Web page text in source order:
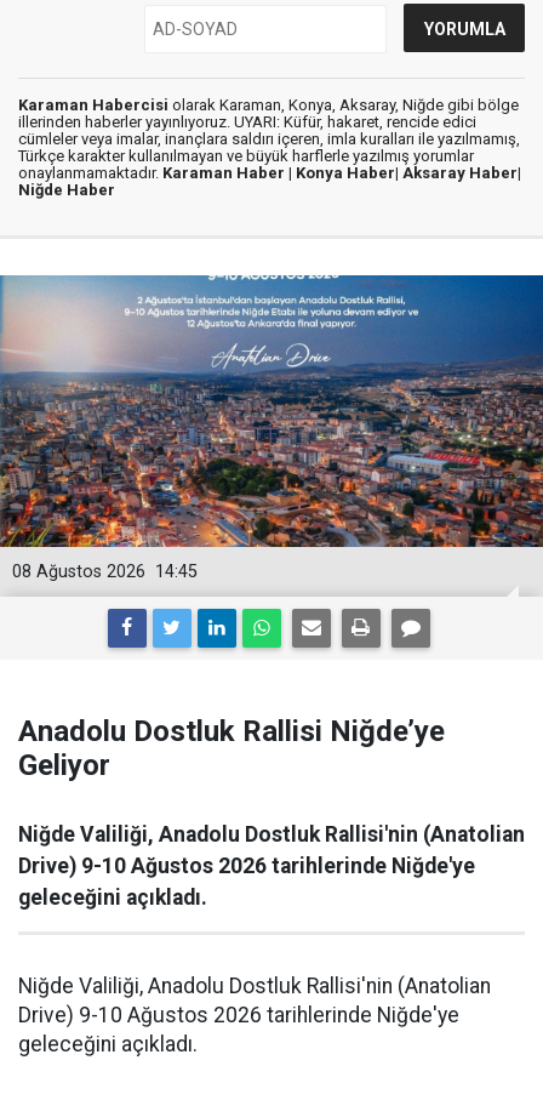
Karaman Habercisi olarak Karaman, Konya, Aksaray, Niğde gibi bölge
illerinden haberler yayınlıyoruz. UYARI: Küfür, hakaret, rencide edici
cümleler veya imalar, inançlara saldırı içeren, imla kuralları ile yazılmamış,
Türkçe karakter kullanılmayan ve büyük harflerle yazılmış yorumlar
onaylanmamaktadır. Karaman Haber | Konya Haber| Aksaray Haber|
Niğde Haber
14:45
08 Ağustos 2026
Anadolu Dostluk Rallisi Niğde’ye
Geliyor
Niğde Valiliği, Anadolu Dostluk Rallisi'nin (Anatolian
Drive) 9-10 Ağustos 2026 tarihlerinde Niğde'ye
geleceğini açıkladı.
Niğde Valiliği, Anadolu Dostluk Rallisi'nin (Anatolian
Drive) 9-10 Ağustos 2026 tarihlerinde Niğde'ye
geleceğini açıkladı.